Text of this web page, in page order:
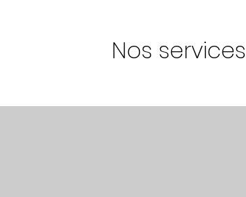
Nos services